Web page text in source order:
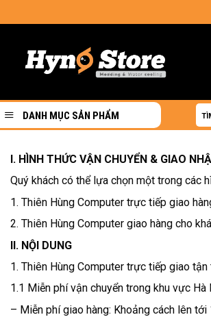
to
DANH MỤC SẢN PHẨM
I. HÌNH THỨC VẬN CHUYỂN & GIAO
Quý khách có thể lựa chọn một trong các
1. Thiên Hùng Computer trực tiếp giao
2. Thiên Hùng Computer giao hàng cho
II. NỘI DUNG
1. Thiên Hùng Computer trực tiếp giao tận
1.1 Miễn phí vận chuyển trong khu vực Hà
– Miễn phí giao hàng: Khoảng cách lên tới